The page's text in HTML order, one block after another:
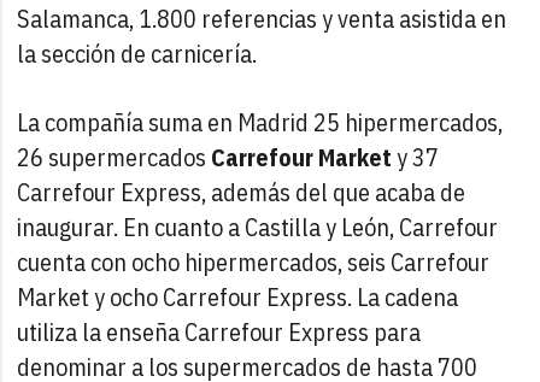
Salamanca, 1.800 referencias y venta asistida en
la sección de carnicería.
La compañía suma en Madrid 25 hipermercados,
26 supermercados Carrefour Markety 37
Carrefour Express, además del que acaba de
inaugurar. En cuanto a Castilla y León, Carrefour
cuenta con ocho hipermercados, seis Carrefour
Market y ocho Carrefour Express. La cadena
utiliza la enseña Carrefour Express para
denominar a los supermercados de hasta 700